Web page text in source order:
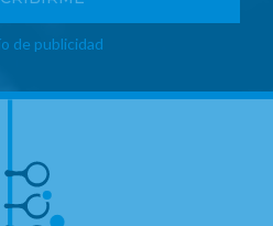
de publicidad